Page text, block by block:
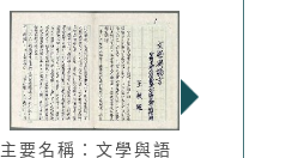
主要名稱：文學與語